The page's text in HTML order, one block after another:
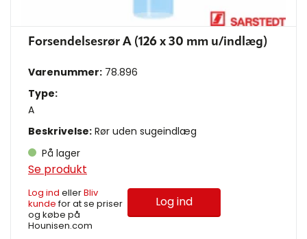
Forsendelsesrør A (126 x 30 mm u/indlæg)
Varenummer: 78.896
Type:
A
Beskrivelse: Rør uden sugeindlæg
På lager
Se produkt
Log ind ellerBliv
kundefor at se priser
og købe på
Hounisen.com
Log ind